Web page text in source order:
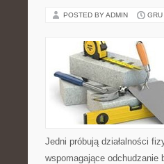
POSTED BY ADMIN
Jedni próbują działalności
wspomagające